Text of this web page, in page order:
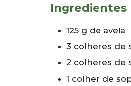
Ingredientes
125 g de aveia
3 colheres de
2 colheres de
1 colher de